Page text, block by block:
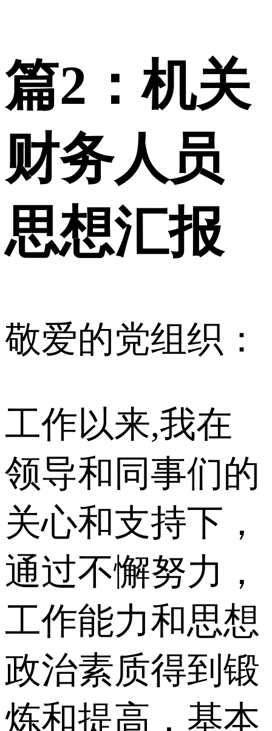
篇2：机关
财务人员
思想汇报
敬爱的党组织：
工作以来,我在
领导和同事们的
关心和支持下，
通过不懈努力，
工作能力和思想
政治素质得到锻
炼和提高，基本